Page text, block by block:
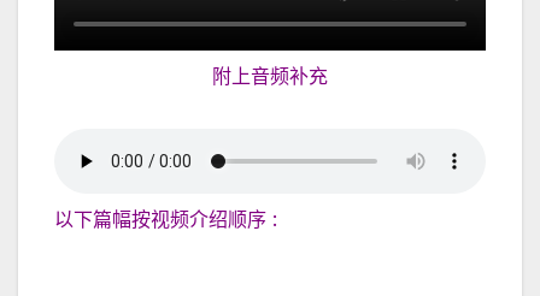
附上音频补充
以下篇幅按视频介绍顺序 :